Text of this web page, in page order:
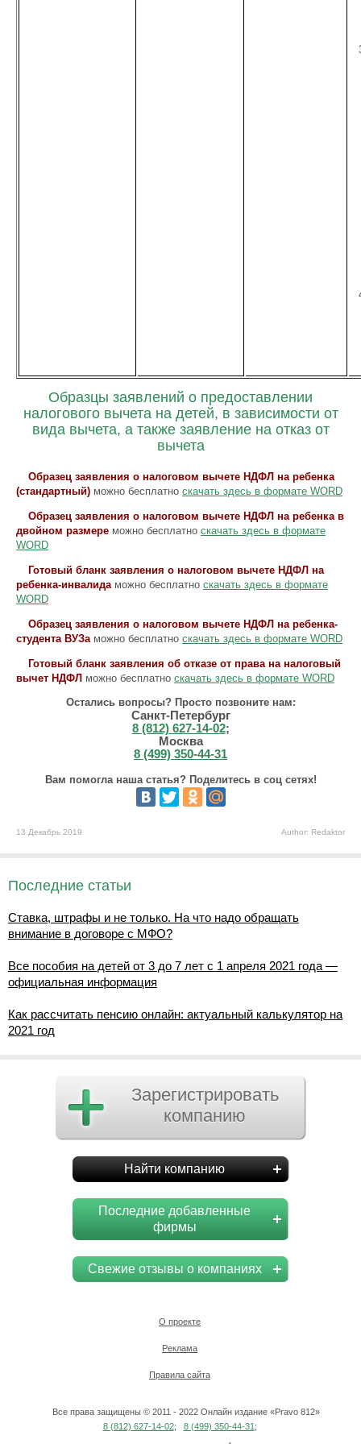
Образцы заявлений о предоставлении
налогового вычета на детей, в зависимости от
вида вычета, а также заявление на отказ от
вычета
Образец заявления о налоговом вычете НДФЛ на ребенка
(стандартный) можно бесплатно скачать здесь в формате WORD
Образец заявления о налоговом вычете НДФЛ на ребенка в
двойном размере можно бесплатно скачать здесь в формате
WORD
Готовый бланк заявления о налоговом вычете НДФЛ на
ребенка-инвалидаможно бесплатно скачать здесь в формате
WORD
Образец заявления о налоговом вычете НДФЛ на ребенка-
студента ВУЗаможно бесплатно скачать здесь в формате WORD
Готовый бланк заявления об отказе от права на налоговый
вычет НДФЛ можно бесплатно скачать здесь в формате WORD
Остались вопросы? Просто позвоните нам:
Санкт-Петербург
8 (812) 627-14-02;
Москва
8 (499) 350-44-31
Вам помогла наша статья? Поделитесь в соц сетях!
13 Декабрь 2019 Author: Redaktor
Последние статьи
Ставка, штрафы и не только. На что надо обращать
внимание в договоре с МФО?
Все пособия на детей от 3 до 7 лет с 1 апреля 2021 года —
официальная информация
Как рассчитать пенсию онлайн: актуальный калькулятор на
2021 год
Зарегистрировать
компанию
Найти компанию
Последние добавленные
фирмы
Свежие отзывы о компаниях
О проекте
Реклама
Правила сайта
Все права защищены © 2011 - 2022 Онлайн издание «Pravo 812»
8 (812) 627-14-02; 8 (499) 350-44-31 ;